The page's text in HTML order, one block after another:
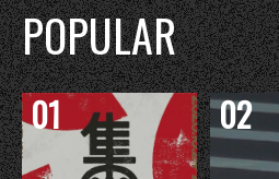
POPULAR